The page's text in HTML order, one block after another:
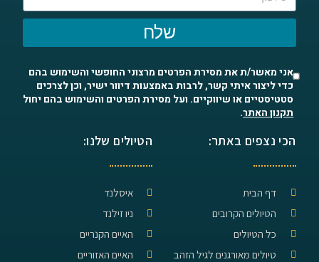
שלח
אני מאשר/ת את מסירת הפרטים מרצוני החופשי והשימוש בהם
כדי ליצור איתי קשר, לרבות באמצעות דיוור ישיר, וכן לצרכים
סטטיסטיים או שיווקיים. ועל מסירת הפרטים והשימוש בהם יחול
תקנון האתר.
הכי נצפים באתר:
דף הבית
הטיולים הקרובים
כל הטיולים
טיולים מאורגנים לגיל הזהב
הטיולים שלנו:
איסלנד
ניו זילנד
האיים הקנריים
האיים האזוריים